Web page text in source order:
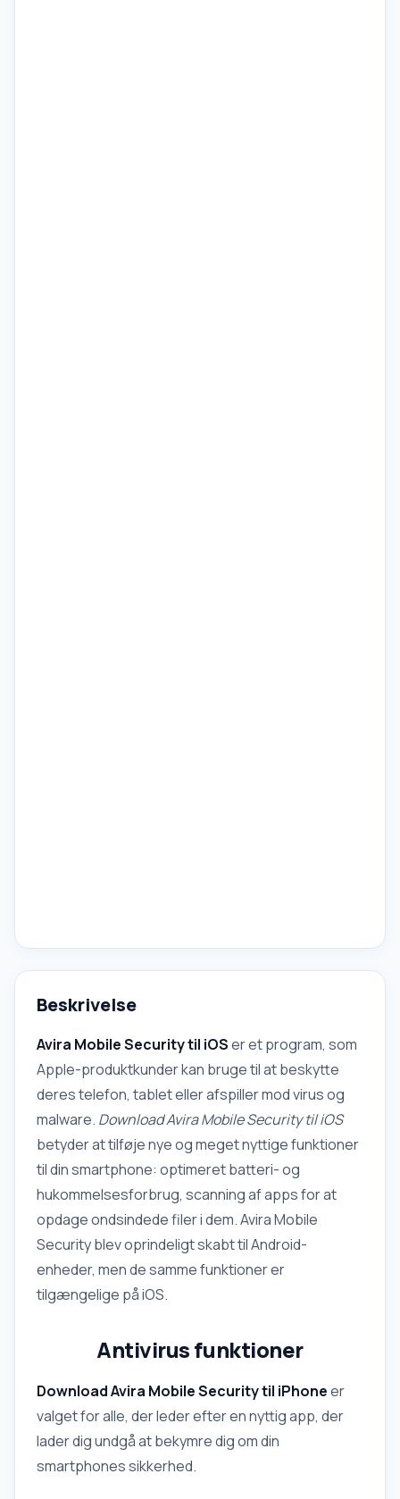
Beskrivelse
Avira Mobile Security til iOSer et program, som
Apple-produktkunder kan bruge til at beskytte
deres telefon, tablet eller afspiller mod virus og
malware. Download Avira Mobile Security til iOS
betyder at tilføje nye og meget nyttige funktioner
til din smartphone: optimeret batteri- og
hukommelsesforbrug, scanning af apps for at
opdage ondsindede filer i dem. Avira Mobile
Security blev oprindeligt skabt til Android-
enheder, men de samme funktioner er
tilgængelige på iOS.
Antivirus funktioner
Download Avira Mobile Security til iPhoneer
valget for alle, der leder efter en nyttig app, der
lader dig undgå at bekymre dig om din
smartphones sikkerhed.